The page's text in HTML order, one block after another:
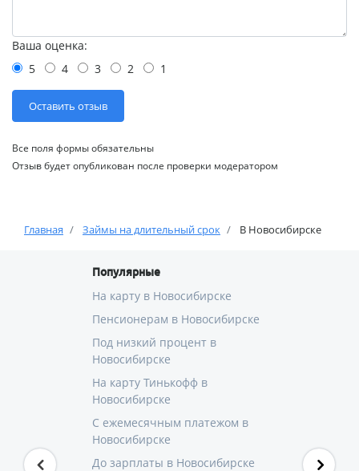
Ваша оценка:
5
4 3 2 1
Все поля формы обязательны
Отзыв будет опубликован после проверки модератором
Главная Займы на длительный срок В Новосибирске
Популярные
На карту в Новосибирске
Пенсионерам в Новосибирске
Под низкий процент в
Новосибирске
На карту Тинькофф в
Новосибирске
С ежемесячным платежом в
Новосибирске
До зарплаты в Новосибирске